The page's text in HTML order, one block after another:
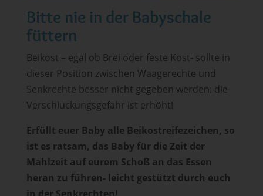
Bitte nie in der Babyschale
füttern
Beikost – egal ob Brei oder feste Kost- sollte in
dieser Position zwischen Waagerechte und
Senkrechte besser nicht gegeben werden: die
Verschluckungsgefahr ist erhöht!
Erfüllt euer Baby alle Beikostreifezeichen, so
ist es ratsam, das Baby für die Zeit der
Mahlzeit auf eurem Schoß an das Essen
heran zu führen- leicht gestützt durch euch